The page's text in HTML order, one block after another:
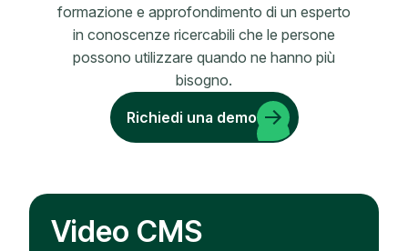
formazione e approfondimento di un esperto
in conoscenze ricercabili che le persone
possono utilizzare quando ne hanno più
bisogno.
Richiedi una demo
Video CMS